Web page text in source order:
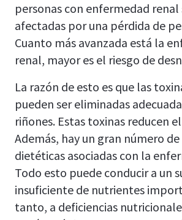
personas con enfermedad renal
afectadas por una pérdida de
Cuanto más avanzada está la
renal, mayor es el riesgo de
La razón de esto es que las
pueden ser eliminadas
riñones. Estas toxinas reducen
Además, hay un gran número
dietéticas asociadas con la
Todo esto puede conducir a un
insuficiente de nutrientes
tanto, a deficiencias